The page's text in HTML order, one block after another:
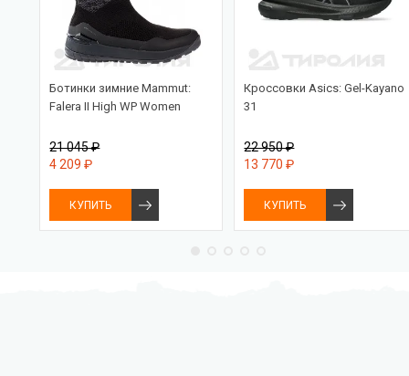
Ботинки зимние Mammut:
Falera II High WP Women
21 045 ₽
4 209 ₽
КУПИТЬ
Кроссовки Asics: Gel-Kayano
31
22 950 ₽
13 770 ₽
КУПИТЬ